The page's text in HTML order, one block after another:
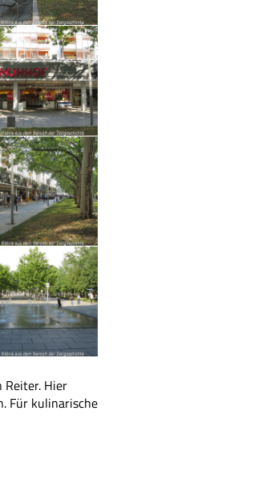
Reiter. Hier
Für kulinarische